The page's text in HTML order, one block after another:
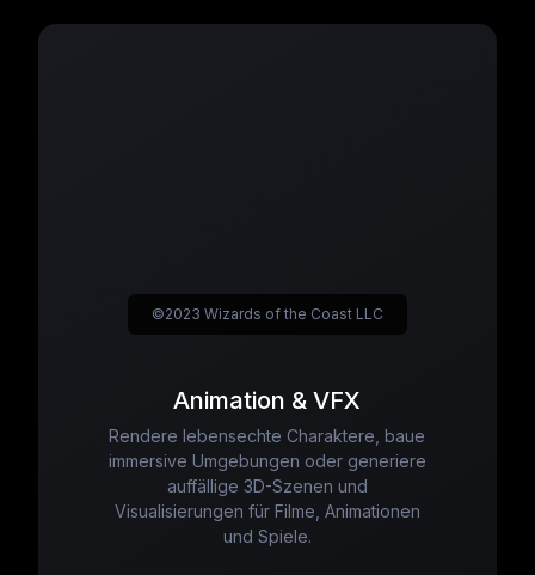
Animation & VFX
Rendere lebensechte Charaktere, baue
immersive Umgebungen oder generiere
auffällige 3D-Szenen und
Visualisierungen für Filme, Animationen
und Spiele.
©2023 Wizards of the Coast LLC